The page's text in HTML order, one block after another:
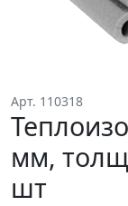
Арт. 110318
мм,
шт